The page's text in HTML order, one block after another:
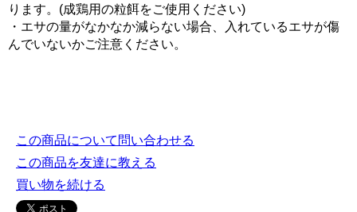
ります。(成鶏用の粒餌をご使用ください)
・エサの量がなかなか減らない場合、入れているエサが傷
んでいないかご注意ください。
この商品について問い合わせる
この商品を友達に教える
買い物を続ける